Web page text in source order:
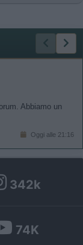
Abbiamo un
Oggi alle 21:16
342k
74K